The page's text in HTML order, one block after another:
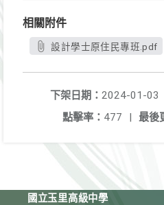
相關附件
設計學士原住民專班.pdf
下架日期： 2024-01-03
最後
點擊率： 477 |
國立玉里高級中學